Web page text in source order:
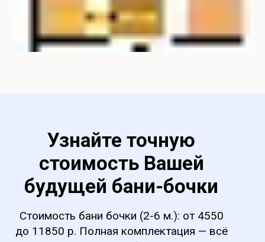
Стоимость бани бочки (2-6 м.): от 4550
до 11850 р. Полная комплектация — всё
Узнайте точную
стоимость Вашей
будущей бани-бочки